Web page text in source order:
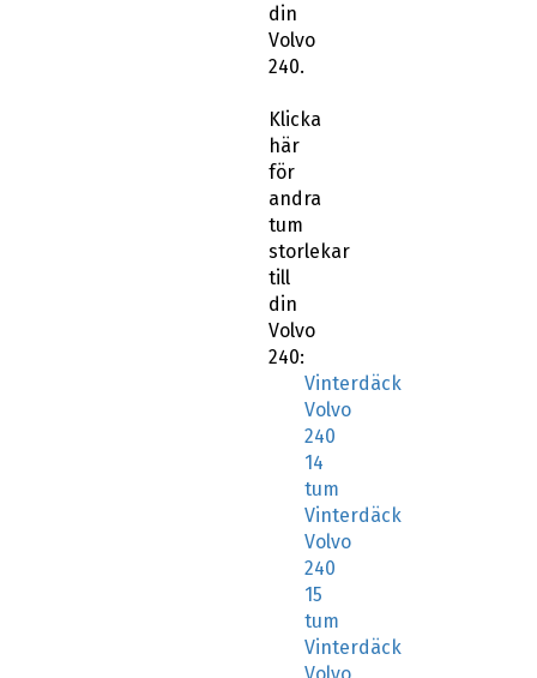
din
Volvo
240.
Klicka
här
för
andra
tum
storlekar
till
din
Volvo
240:
Vinterdäck
Volvo
240
14
tum
Vinterdäck
Volvo
240
15
tum
Vinterdäck
Volvo